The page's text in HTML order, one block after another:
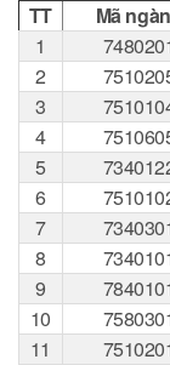
TT Mã
1
2
3
4
5
6
7
8
9
10
11